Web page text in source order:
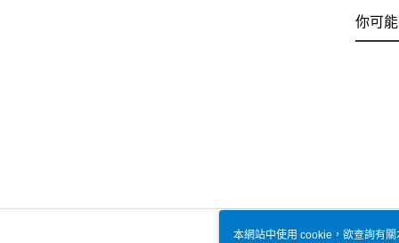
你可
本網站中使用 cookie，欲查詢有